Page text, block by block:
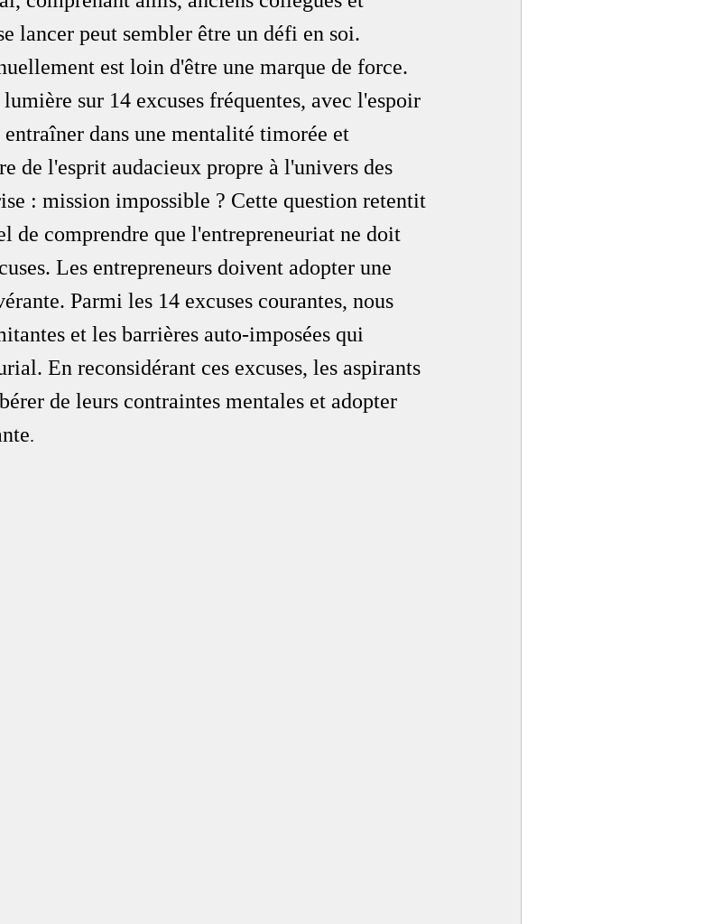
lancer peut sembler être un défi en soi.
est loin d'être une marque de force.
sur 14 excuses fréquentes, avec l'espoir
entraîner dans une mentalité timorée et
de l'esprit audacieux propre à l'univers des
: mission impossible ? Cette question retentit
de comprendre que l'entrepreneuriat ne doit
Les entrepreneurs doivent adopter une
Parmi les 14 excuses courantes, nous
et les barrières auto-imposées qui
En reconsidérant ces excuses, les aspirants
de leurs contraintes mentales et adopter
.